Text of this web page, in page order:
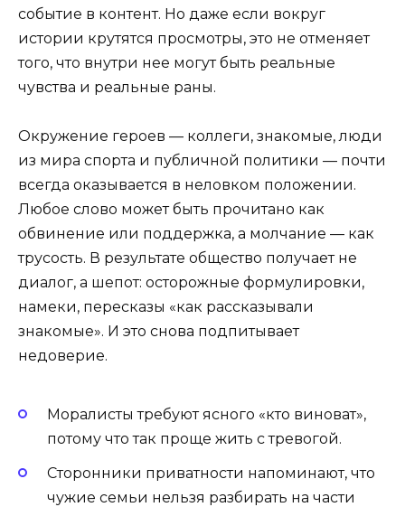
событие в контент. Но даже если вокруг
истории крутятся просмотры, это не отменяет
того, что внутри нее могут быть реальные
чувства и реальные раны.
Окружение героев — коллеги, знакомые, люди
из мира спорта и публичной политики — почти
всегда оказывается в неловком положении.
Любое слово может быть прочитано как
обвинение или поддержка, а молчание — как
трусость. В результате общество получает не
диалог, а шепот: осторожные формулировки,
намеки, пересказы «как рассказывали
знакомые». И это снова подпитывает
недоверие.
Моралисты требуют ясного «кто виноват»,
потому что так проще жить с тревогой.
Сторонники приватности напоминают, что
чужие семьи нельзя разбирать на части